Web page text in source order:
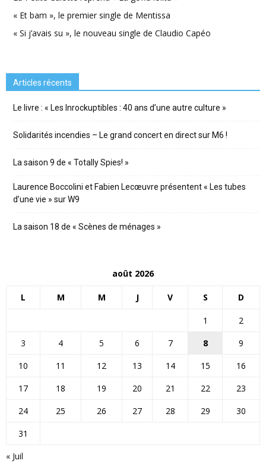
« Et bam », le premier single de Mentissa
« Si j’avais su », le nouveau single de Claudio Capéo
Articles récents
Le livre : « Les Inrockuptibles : 40 ans d’une autre culture »
Solidarités incendies – Le grand concert en direct sur M6 !
La saison 9 de « Totally Spies! »
Laurence Boccolini et Fabien Lecœuvre présentent « Les tubes
d’une vie » sur W9
La saison 18 de « Scènes de ménages »
août 2026
L M M J V S D
« Juil
1
2
3
4 5 6 7 8
9
10
11 12 13 14 15
16
17
18 19 20 21 22
23
24
25 26 27 28 29
30
31